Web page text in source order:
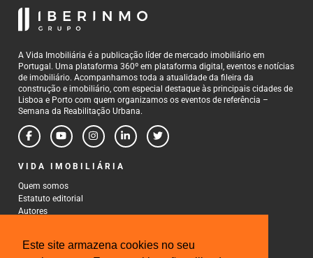
Este site armazena cookies no seu
A Vida Imobiliária é a publicação líder de mercado imobiliário em
Portugal. Uma plataforma 360º em plataforma digital, eventos e notícias
de imobiliário. Acompanhamos toda a atualidade da fileira da
construção e imobiliário, com especial destaque às principais cidades de
Lisboa e Porto com quem organizamos os eventos de referência –
Semana da Reabilitação Urbana.
VIDA IMOBILIÁRIA
Quem somos
Estatuto editorial
Autores